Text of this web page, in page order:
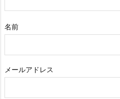
名前
メールアドレス